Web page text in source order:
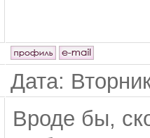
Дата:
Вроде бы,